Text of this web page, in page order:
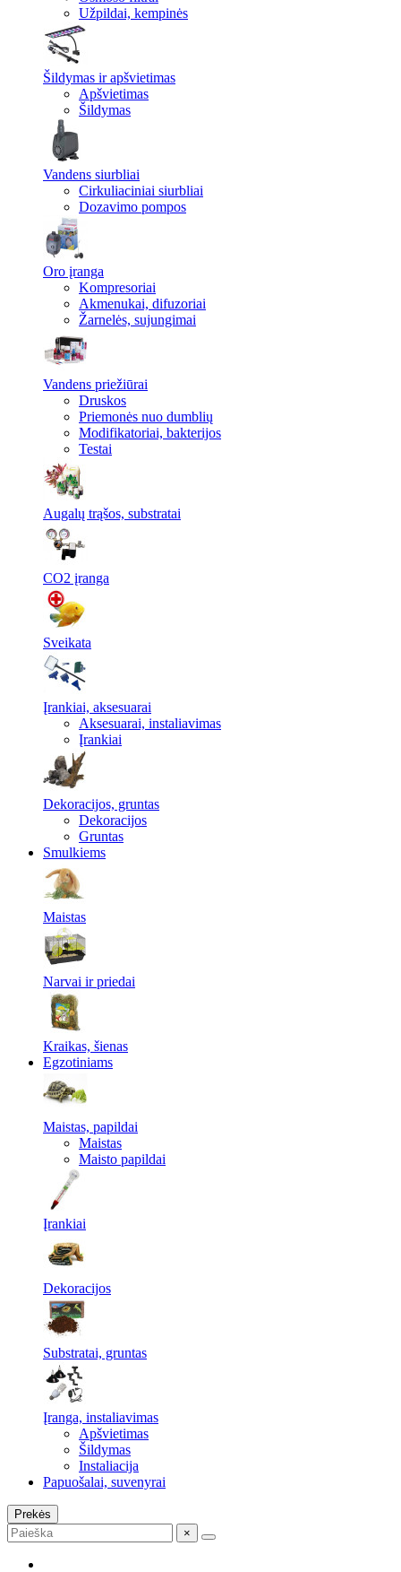
Užpildai, kempinės
Šildymas ir apšvietimas
Apšvietimas
Šildymas
Vandens siurbliai
Cirkuliaciniai siurbliai
Dozavimo pompos
Oro įranga
Kompresoriai
Akmenukai, difuzoriai
Žarnelės, sujungimai
Vandens priežiūrai
Druskos
Priemonės nuo dumblių
Modifikatoriai, bakterijos
Testai
Augalų trąšos, substratai
CO2 įranga
Sveikata
Įrankiai, aksesuarai
Aksesuarai, instaliavimas
Įrankiai
Dekoracijos, gruntas
Dekoracijos
Gruntas
Smulkiems
Maistas
Narvai ir priedai
Kraikas, šienas
Egzotiniams
Maistas, papildai
Maistas
Maisto papildai
Įrankiai
Dekoracijos
Substratai, gruntas
Įranga, instaliavimas
Apšvietimas
Šildymas
Instaliacija
Papuošalai, suvenyrai
Prekės
×